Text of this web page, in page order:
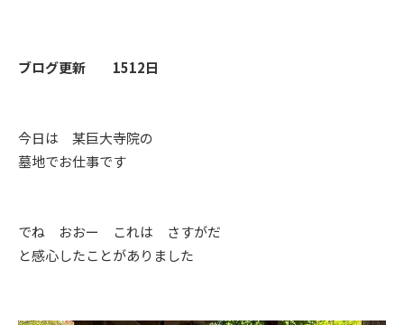
ブログ更新 1512日
今日は 某巨大寺院の
墓地でお仕事です
でね おおー これは さすがだ
と感心したことがありました